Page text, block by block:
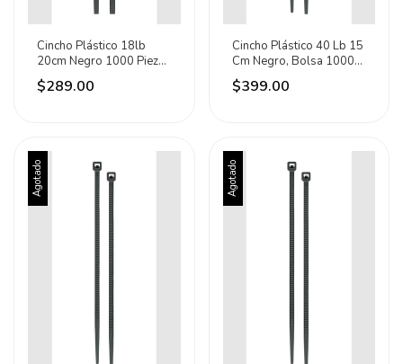
Cincho Plástico 18lb
20cm Negro 1000 Piezas
Volteck 47467
$289.00
Cincho Plástico 40 Lb 15
Cm Negro, Bolsa 1000
Pz 47468
$399.00
Agotado Agotado